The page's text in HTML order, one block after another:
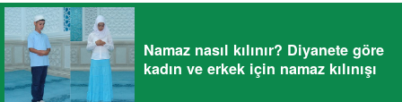
Namaz nasıl kılınır? Diyanete göre
kadın ve erkek için namaz kılınışı